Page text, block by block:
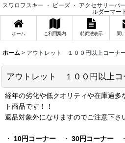
スワロフスキー ・ ビーズ ・ アクセサリー
ルダーマー
ホーム ご利用案内 特商法表示 問
ホーム > アウトレット １００円以上コーナ
アウトレット １００円以上コ
経年の劣化や低クオリティや在庫過多
ト商品です！！
返品対象外になりますのでご注意下さ
・ 10円コーナー ・ 30円コーナー ・